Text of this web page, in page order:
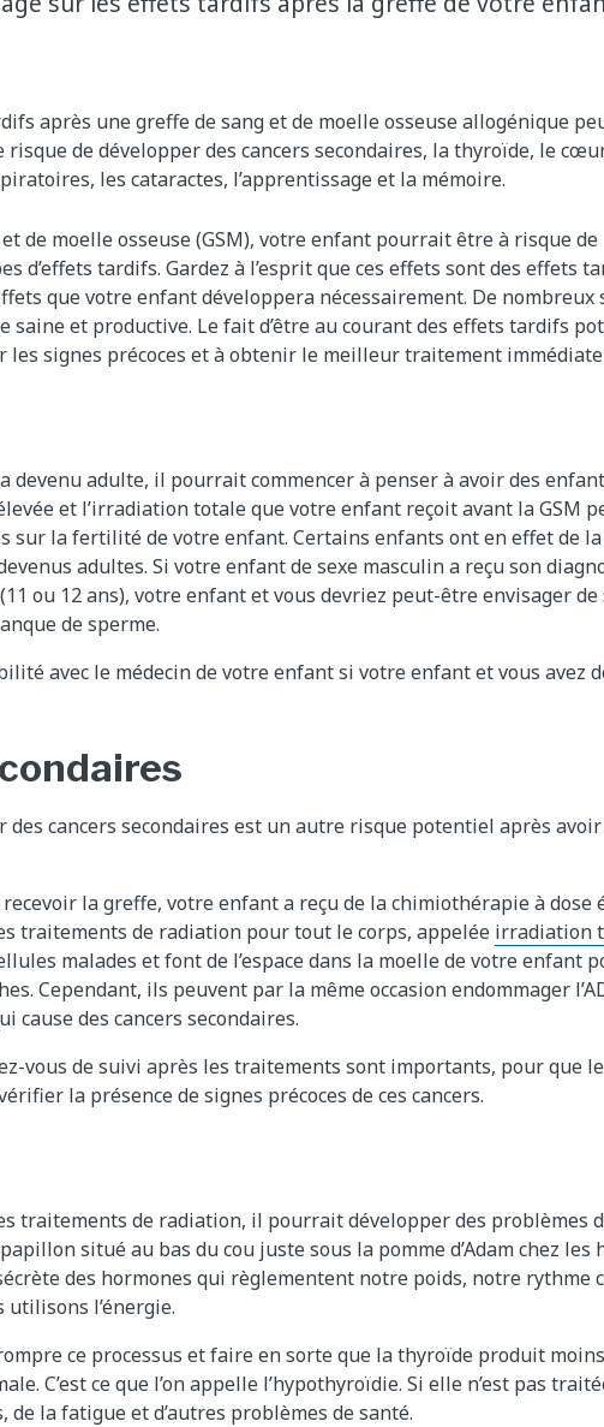
après une greffe de sang et de moelle osseuse allogénique
de développer des cancers secondaires, la thyroïde, le
les cataractes, l’apprentissage et la mémoire.
de moelle osseuse (GSM), votre enfant pourrait être à risque de
d’effets tardifs. Gardez à l’esprit que ces effets sont des effets
que votre enfant développera nécessairement. De nombreux
saine et productive. Le fait d’être au courant des effets tardifs
les signes précoces et à obtenir le meilleur traitement
devenu adulte, il pourrait commencer à penser à avoir des
et l’irradiation totale que votre enfant reçoit avant la GSM
sur la fertilité de votre enfant. Certains enfants ont en effet de
adultes. Si votre enfant de sexe masculin a reçu son
ou 12 ans), votre enfant et vous devriez peut-être envisager de
de sperme.
avec le médecin de votre enfant si votre enfant et vous avez
des cancers secondaires est un autre risque potentiel après
la greffe, votre enfant a reçu de la chimiothérapie à dose
traitements de radiation pour tout le corps, appelée irradiation
malades et font de l’espace dans la moelle de votre enfant
Cependant, ils peuvent par la même occasion endommager
cause des cancers secondaires.
vous de suivi après les traitements sont importants, pour que
la présence de signes précoces de ces cancers.
traitements de radiation, il pourrait développer des problèmes
situé au bas du cou juste sous la pomme d’Adam chez les
des hormones qui règlementent notre poids, notre rythme
l’énergie.
ce processus et faire en sorte que la thyroïde produit moins
C’est ce que l’on appelle l’hypothyroïdie. Si elle n’est pas
de la fatigue et d’autres problèmes de santé.